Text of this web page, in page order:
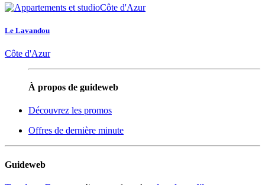
Le Lavandou
Côte d'Azur
À propos de guideweb
Découvrez les promos
Offres de dernière minute
Guideweb